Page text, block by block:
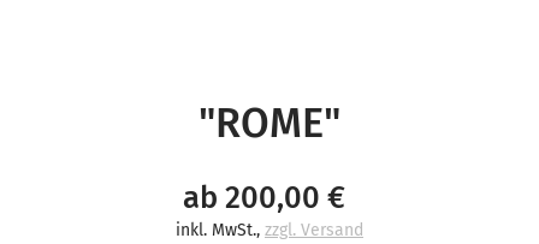
"ROME"
ab 200,00 €
inkl. MwSt., zzgl. Versand